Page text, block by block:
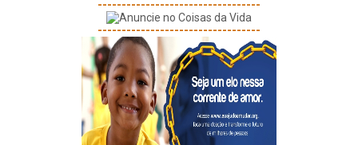
----------------------------------
----------------------------------